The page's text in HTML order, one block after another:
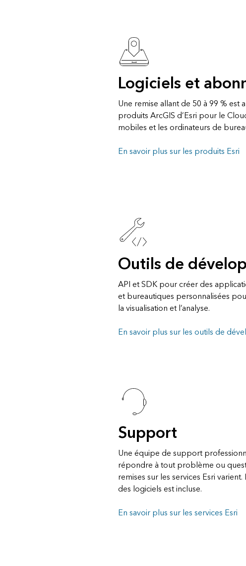
Logiciels et
Une remise allant de 50 à 99 % est
produits ArcGIS d’Esri pour le
mobiles et les ordinateurs de
En savoir plus sur les produits Esri
Outils de
API et SDK pour créer des
et bureautiques personnalisées
la visualisation et l’analyse.
En savoir plus sur les outils de
Support
Une équipe de support
répondre à tout problème ou
remises sur les services Esri varient.
des logiciels est incluse.
En savoir plus sur les services Esri